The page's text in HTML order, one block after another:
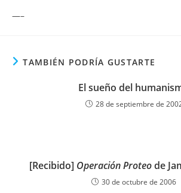
—–
TAMBIÉN PODRÍA GUSTARTE
El sueño del
28 de septiembre de
[Recibido] Operación Proteode
30 de octubre de 2006